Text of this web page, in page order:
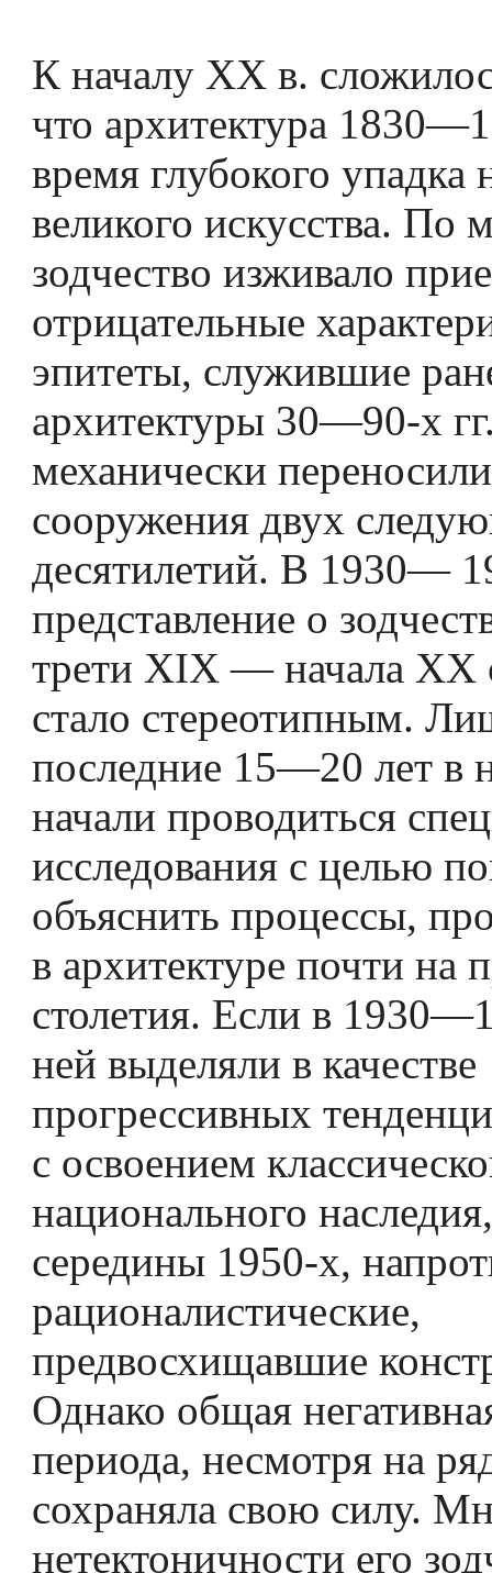
К началу XX в.
что архитектура
время глубокого упадка
великого искусства. По
зодчество изживало
отрицательные
эпитеты, служившие
архитектуры 30—90-х
механически
сооружения двух
десятилетий. В 1930—
представление о
трети XIX — начала XX
стало стереотипным.
последние 15—20 лет в
начали проводиться
исследования с целью
объяснить процессы,
в архитектуре почти на
столетия. Если в
ней выделяли в качестве
прогрессивных
с освоением
национального
середины 1950-х,
рационалистические,
предвосхищавшие
Однако общая
периода, несмотря на
сохраняла свою силу.
нетектоничности его